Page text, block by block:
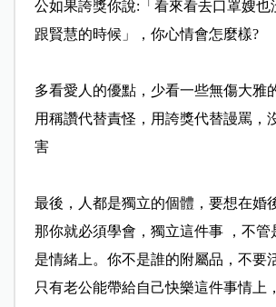
公如果誇獎你說:「看來看去口罩嫂也
跟賢慧的時候」，你心情會怎麼樣?
多看愛人的優點，少看一些無傷大雅
用稱讚代替責怪，用誇獎代替謾罵，
害
最後，人都是獨立的個體，要想在婚
那你就必須學會，獨立這件事 ，不管
是情緒上。你不是誰的附屬品，不要
只有老公能帶給自己快樂這件事情上